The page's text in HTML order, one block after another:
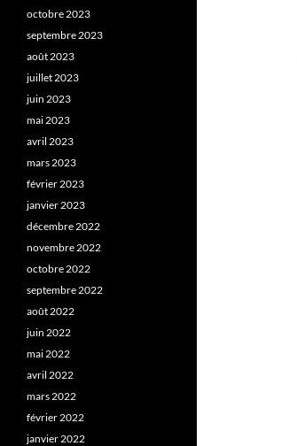
octobre 2023
septembre 2023
août 2023
juillet 2023
juin 2023
mai 2023
avril 2023
mars 2023
février 2023
janvier 2023
décembre 2022
novembre 2022
octobre 2022
septembre 2022
août 2022
juin 2022
mai 2022
avril 2022
mars 2022
février 2022
janvier 2022